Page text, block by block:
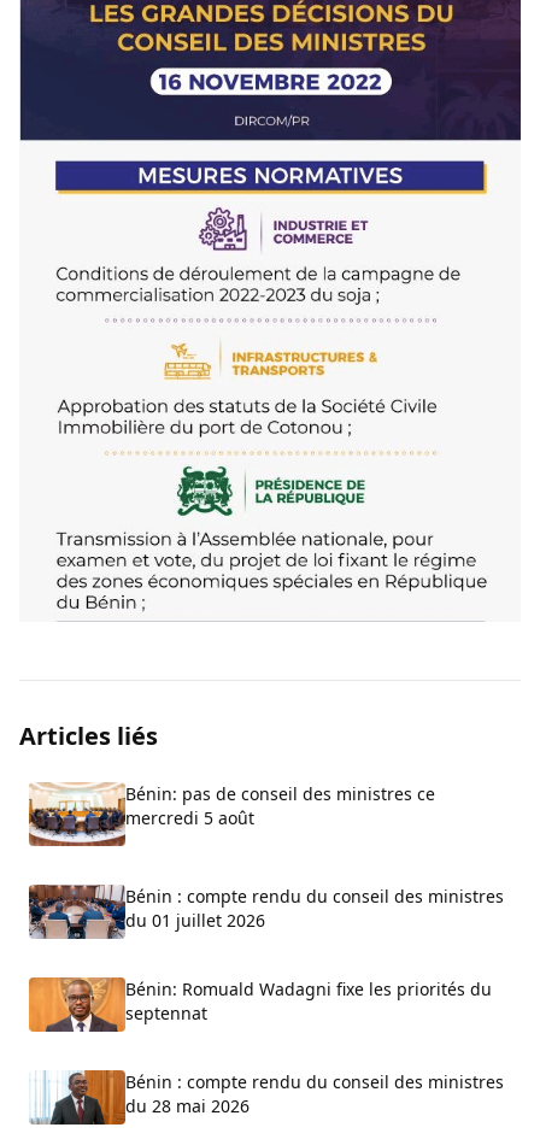
Articles liés
Bénin: pas de conseil des ministres ce
mercredi 5 août
Bénin : compte rendu du conseil des ministres
du 01 juillet 2026
Bénin: Romuald Wadagni fixe les priorités du
septennat
Bénin : compte rendu du conseil des ministres
du 28 mai 2026